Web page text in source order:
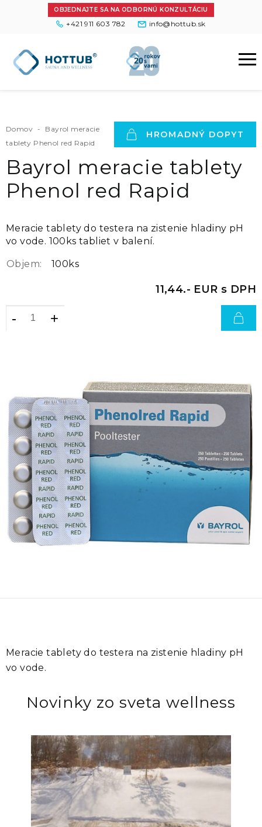
OBJEDNAJTE SA NA ODBORNÚ KONZULTÁCIU
+421 911 603 782 info@hottub.sk
HROMADNÝ DOPYT
Domov -
Bayrol meracie
tablety Phenol red Rapid
Bayrol meracie tablety
Phenol red Rapid
Meracie tablety do testera na zistenie hladiny pH
vo vode. 100ks tabliet v balení.
Objem: 100ks
11,44.- EUR s DPH
- +
Meracie tablety do testera na zistenie hladiny pH
vo vode.
Novinky zo sveta wellness